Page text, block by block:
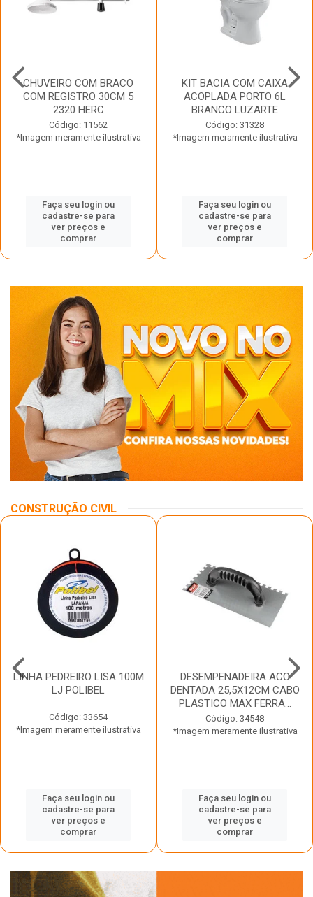
CHUVEIRO COM BRACO
COM REGISTRO 30CM 5
2320 HERC
Código: 11562
*Imagem meramente ilustrativa
Faça seu login ou
cadastre-se para
ver preços e
comprar
KIT BACIA COM CAIXA
ACOPLADA PORTO 6L
BRANCO LUZARTE
Código: 31328
*Imagem meramente ilustrativa
Faça seu login ou
cadastre-se para
ver preços e
comprar
CONSTRUÇÃO CIVIL
LINHA PEDREIRO LISA 100M
LJ POLIBEL
Código: 33654
*Imagem meramente ilustrativa
Faça seu login ou
cadastre-se para
ver preços e
comprar
DESEMPENADEIRA ACO
DENTADA 25,5X12CM CABO
PLASTICO MAX FERRA...
Código: 34548
*Imagem meramente ilustrativa
Faça seu login ou
cadastre-se para
ver preços e
comprar